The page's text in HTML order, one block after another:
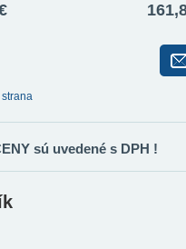
sú uvedené s DPH !